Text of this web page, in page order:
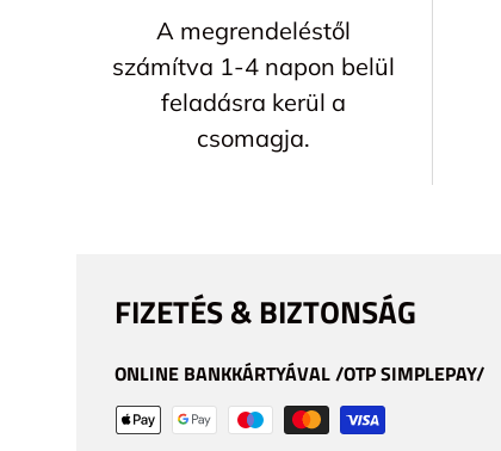
A megrendeléstől
számítva 1-4 napon belül
feladásra kerül a
csomagja.
FIZETÉS & BIZTONSÁG
ONLINE BANKKÁRTYÁVAL /OTP SIMPLEPAY/